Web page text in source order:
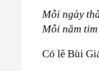
Mỗi ngày
Mỗi năm
Có lẽ Bùi